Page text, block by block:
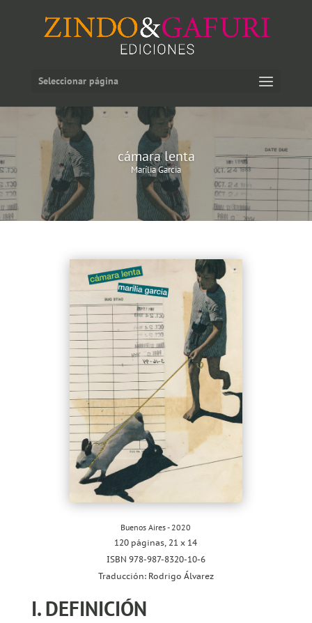
Seleccionar página
cámara lenta
Marília Garcia
Buenos Aires - 2020
120 páginas, 21 x 14
ISBN 978-987-8320-10-6
Traducción: Rodrigo Álvarez
I. DEFINICIÓN